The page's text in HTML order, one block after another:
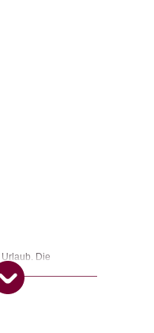
Die
aus
Matte an Ort und